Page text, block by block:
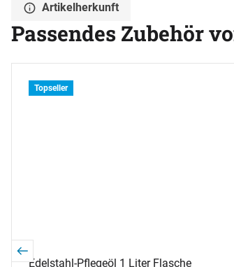
Artikelherkunft
Passendes Zubehör
Topseller
Edelstahl-Pflegeöl 1 Liter Flasche